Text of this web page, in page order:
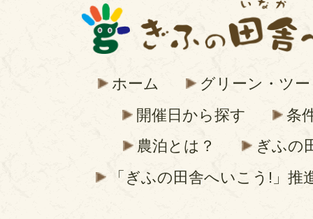
ホーム
グリーン・ツ
開催日から探す
条
農泊とは？
ぎふの
「ぎふの田舎へいこう!」推